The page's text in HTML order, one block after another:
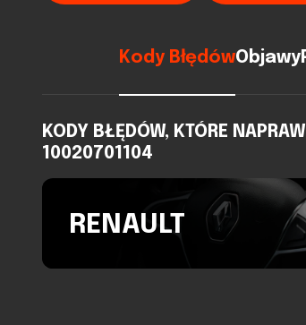
Kody BłędówObjawy
KODY BŁĘDÓW, KTÓRE
10020701104
RENAULT